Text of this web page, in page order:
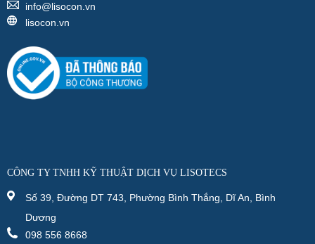
info@lisocon.vn
lisocon.vn
CÔNG TY TNHH KỸ THUẬT DỊCH VỤ LISOTECS
Số 39, Đường DT 743, Phường Bình Thắng, Dĩ An, Bình
Dương
098 556 8668